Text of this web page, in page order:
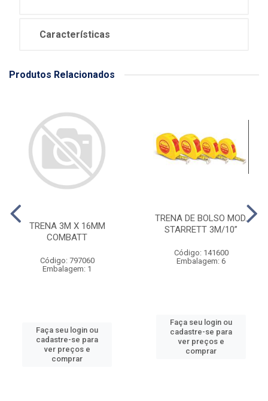
Características
Produtos Relacionados
TRENA 3M X 16MM
COMBATT
Código: 797060
Embalagem: 1
Faça seu login ou
cadastre-se para
ver preços e
comprar
TRENA DE BOLSO MOD.
STARRETT 3M/10”
Código: 141600
Embalagem: 6
Faça seu login ou
cadastre-se para
ver preços e
comprar